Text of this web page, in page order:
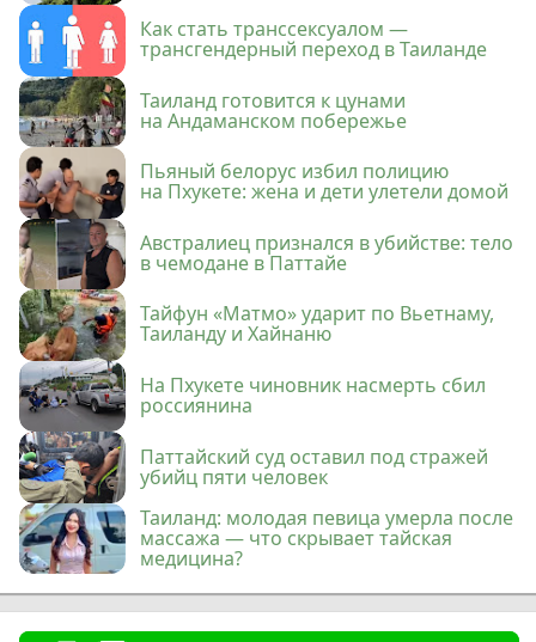
Как стать транссексуалом —
трансгендерный переход в Таиланде
Таиланд готовится к цунами
на Андаманском побережье
Пьяный белорус избил полицию
на Пхукете: жена и дети улетели домой
Австралиец признался в убийстве: тело
в чемодане в Паттайе
Тайфун «Матмо» ударит по Вьетнаму,
Таиланду и Хайнаню
На Пхукете чиновник насмерть сбил
россиянина
Паттайский суд оставил под стражей
убийц пяти человек
Таиланд: молодая певица умерла после
массажа — что скрывает тайская
медицина?